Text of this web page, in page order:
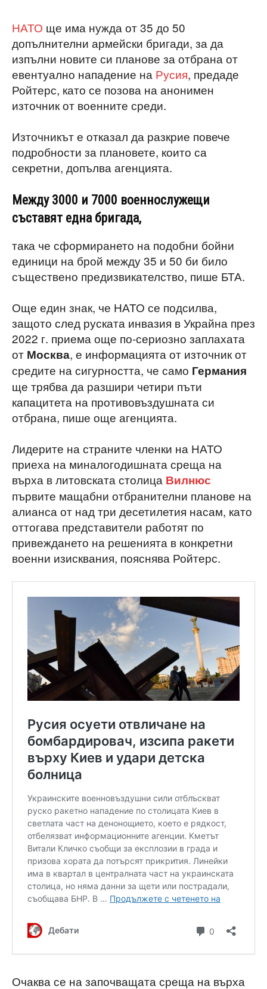
НАТО ще има нужда от 35 до 50
допълнителни армейски бригади, за да
изпълни новите си планове за отбрана от
евентуално нападение на Русия, предаде
Ройтерс, като се позова на анонимен
източник от военните среди.
Източникът е отказал да разкрие повече
подробности за плановете, които са
секретни, допълва агенцията.
Между 3000 и 7000 военнослужещи
съставят една бригада,
така че сформирането на подобни бойни
единици на брой между 35 и 50 би било
съществено предизвикателство, пише БТА.
Още един знак, че НАТО се подсилва,
защото след руската инвазия в Украйна през
2022 г. приема още по-сериозно заплахата
от Москва, е информацията от източник от
средите на сигурността, че само Германия
ще трябва да разшири четири пъти
капацитета на противовъздушната си
отбрана, пише още агенцията.
Лидерите на страните членки на НАТО
приеха на миналогодишната среща на
върха в литовската столица Вилнюс
първите мащабни отбранителни планове на
алианса от над три десетилетия насам, като
оттогава представители работят по
привеждането на решенията в конкретни
военни изисквания, пояснява Ройтерс.
Очаква се на започващата среща на върха